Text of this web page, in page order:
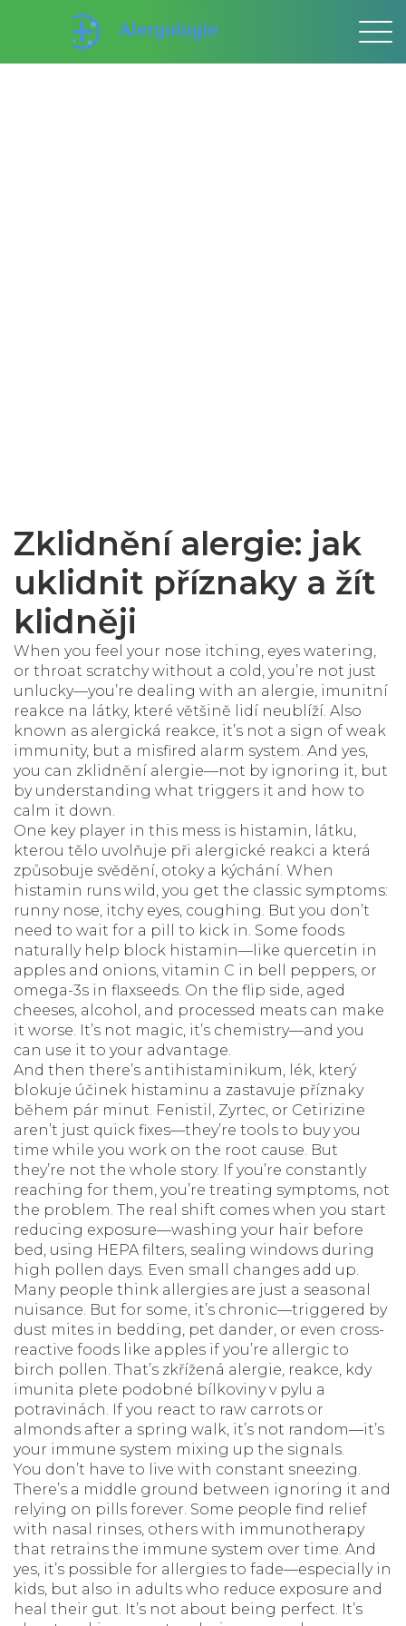
Zklidnění alergie: jak
uklidnit příznaky a žít
klidněji
When you feel your nose itching, eyes watering,
or throat scratchy without a cold, you’re not just
unlucky—you’re dealing with an alergie, imunitní
reakce na látky, které většině lidí neublíží. Also
known as alergická reakce, it’s not a sign of weak
immunity, but a misfired alarm system. And yes,
you can zklidnění alergie—not by ignoring it, but
by understanding what triggers it and how to
calm it down.
One key player in this mess is histamin, látku,
kterou tělo uvolňuje při alergické reakci a která
způsobuje svědění, otoky a kýchání. When
histamin runs wild, you get the classic symptoms:
runny nose, itchy eyes, coughing. But you don’t
need to wait for a pill to kick in. Some foods
naturally help block histamin—like quercetin in
apples and onions, vitamin C in bell peppers, or
omega-3s in flaxseeds. On the flip side, aged
cheeses, alcohol, and processed meats can make
it worse. It’s not magic, it’s chemistry—and you
can use it to your advantage.
And then there’s antihistaminikum, lék, který
blokuje účinek histaminu a zastavuje příznaky
během pár minut. Fenistil, Zyrtec, or Cetirizine
aren’t just quick fixes—they’re tools to buy you
time while you work on the root cause. But
they’re not the whole story. If you’re constantly
reaching for them, you’re treating symptoms, not
the problem. The real shift comes when you start
reducing exposure—washing your hair before
bed, using HEPA filters, sealing windows during
high pollen days. Even small changes add up.
Many people think allergies are just a seasonal
nuisance. But for some, it’s chronic—triggered by
dust mites in bedding, pet dander, or even cross-
reactive foods like apples if you’re allergic to
birch pollen. That’s zkřížená alergie, reakce, kdy
imunita plete podobné bílkoviny v pylu a
potravinách. If you react to raw carrots or
almonds after a spring walk, it’s not random—it’s
your immune system mixing up the signals.
You don’t have to live with constant sneezing.
There’s a middle ground between ignoring it and
relying on pills forever. Some people find relief
with nasal rinses, others with immunotherapy
that retrains the immune system over time. And
yes, it’s possible for allergies to fade—especially in
kids, but also in adults who reduce exposure and
heal their gut. It’s not about being perfect. It’s